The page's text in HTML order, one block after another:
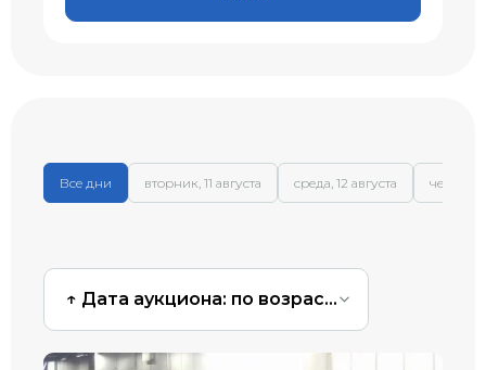
Все дни вторник, 11 августа среда, 12 августа четверг,
↑ Дата аукциона: по возрастанию